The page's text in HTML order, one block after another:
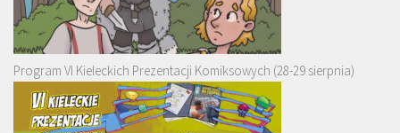
Program VI Kieleckich Prezentacji Komiksowych (28-29 sierpnia)